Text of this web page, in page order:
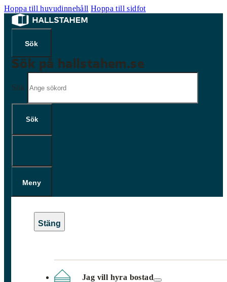
Hoppa till huvudinnehåll Hoppa till sidfot
Sök på hallstahem.se
Sök
Sök
Meny
Jag vill hyra bostad